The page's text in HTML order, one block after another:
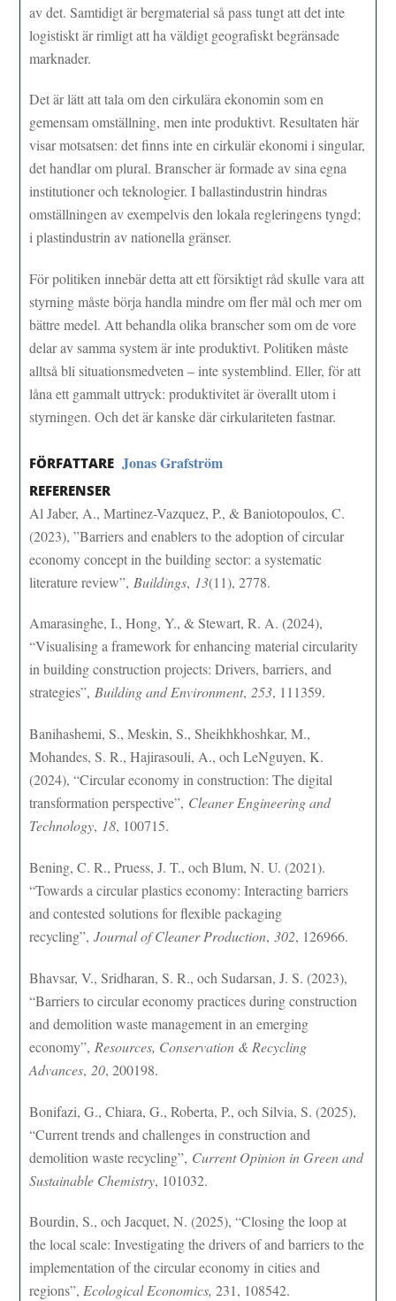
av det. Samtidigt är bergmaterial så pass tungt att det inte
logistiskt är rimligt att ha väldigt geografiskt begränsade
marknader.
Det är lätt att tala om den cirkulära ekonomin som en
gemensam omställning, men inte produktivt. Resultaten här
visar motsatsen: det finns inte en cirkulär ekonomi i singular,
det handlar om plural. Branscher är formade av sina egna
institutioner och teknologier. I ballastindustrin hindras
omställningen av exempelvis den lokala regleringens tyngd;
i plastindustrin av nationella gränser.
För politiken innebär detta att ett försiktigt råd skulle vara att
styrning måste börja handla mindre om fler mål och mer om
bättre medel. Att behandla olika branscher som om de vore
delar av samma system är inte produktivt. Politiken måste
alltså bli situationsmedveten – inte systemblind. Eller, för att
låna ett gammalt uttryck: produktivitet är överallt utom i
styrningen. Och det är kanske där cirkulariteten fastnar.
FÖRFATTARE Jonas Grafström
REFERENSER
Al Jaber, A., Martinez-Vazquez, P., & Baniotopoulos, C.
(2023), ”Barriers and enablers to the adoption of circular
economy concept in the building sector: a systematic
literature review”, Buildings, 13(11), 2778.
Amarasinghe, I., Hong, Y., & Stewart, R. A. (2024),
“Visualising a framework for enhancing material circularity
in building construction projects: Drivers, barriers, and
strategies”,Building and Environment,253, 111359.
Banihashemi, S., Meskin, S., Sheikhkhoshkar, M.,
Mohandes, S. R., Hajirasouli, A., och LeNguyen, K.
(2024), “Circular economy in construction: The digital
transformation perspective”, Cleaner Engineering and
Technology, 18, 100715.
Bening, C. R., Pruess, J. T., och Blum, N. U. (2021).
“Towards a circular plastics economy: Interacting barriers
and contested solutions for flexible packaging
recycling”,Journal of Cleaner Production,302, 126966.
Bhavsar, V., Sridharan, S. R., och Sudarsan, J. S. (2023),
“Barriers to circular economy practices during construction
and demolition waste management in an emerging
economy”, Resources, Conservation & Recycling
Advances, 20, 200198.
Bonifazi, G., Chiara, G., Roberta, P., och Silvia, S. (2025),
“Current trends and challenges in construction and
demolition waste recycling”, Current Opinion in Green and
Sustainable Chemistry, 101032.
Bourdin, S., och Jacquet, N. (2025), “Closing the loop at
the local scale: Investigating the drivers of and barriers to the
implementation of the circular economy in cities and
regions”,Ecological Economics, 231, 108542.